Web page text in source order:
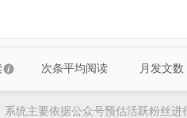
次条平均阅读 月发文数
统主要依据公众号预估活跃粉丝进